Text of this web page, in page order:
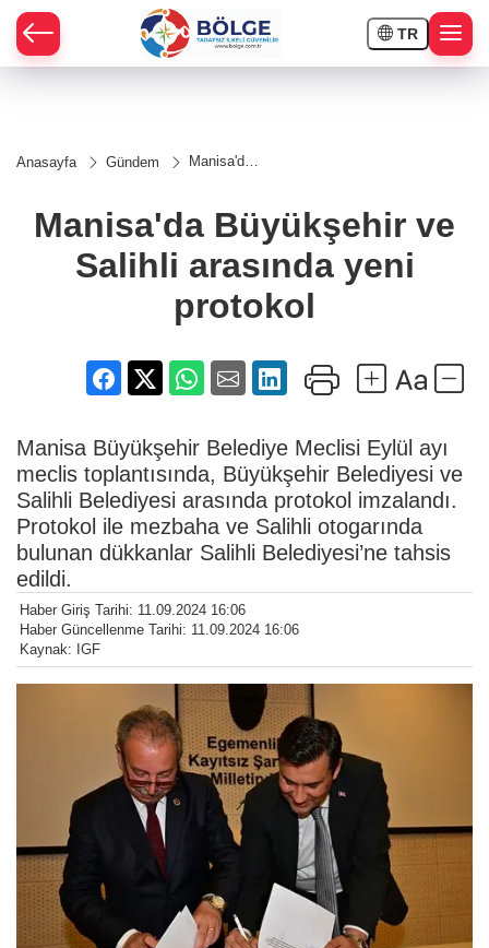
TR
Anasayfa Gündem
Manisa'da
arasında
yeni
Manisa'da Büyükşehir ve
Salihli arasında yeni
protokol
Manisa Büyükşehir Belediye Meclisi Eylül ayı
meclis toplantısında, Büyükşehir Belediyesi ve
Salihli Belediyesi arasında protokol imzalandı.
Protokol ile mezbaha ve Salihli otogarında
bulunan dükkanlar Salihli Belediyesi’ne tahsis
edildi.
Haber Giriş Tarihi: 11.09.2024 16:06
Haber Güncellenme Tarihi: 11.09.2024 16:06
Kaynak: IGF